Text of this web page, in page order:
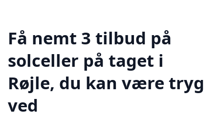
Få nemt 3 tilbud på
solceller på taget i
Røjle, du kan være tryg
ved